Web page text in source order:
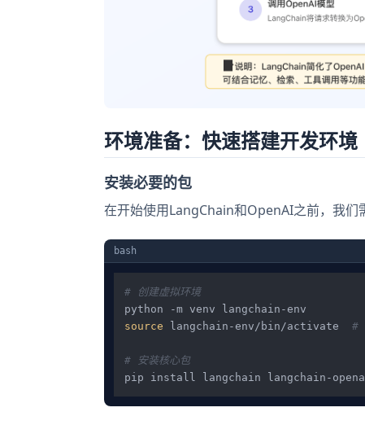
环境准备：快速搭建开发环境
安装必要的包
在开始使用LangChain和OpenAI之前，我们
bash
# 创建虚拟环境
source langchain-env/bin/activate #
# 安装核心包